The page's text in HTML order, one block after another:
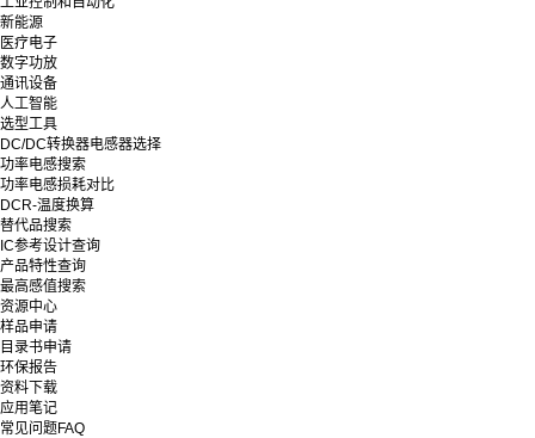
新能源
医疗电子
数字功放
通讯设备
人工智能
选型工具
DC/DC转换器电感器选择
功率电感搜索
功率电感损耗对比
DCR-温度换算
替代品搜索
IC参考设计查询
产品特性查询
最高感值搜索
资源中心
样品申请
目录书申请
环保报告
资料下载
应用笔记
常见问题FAQ